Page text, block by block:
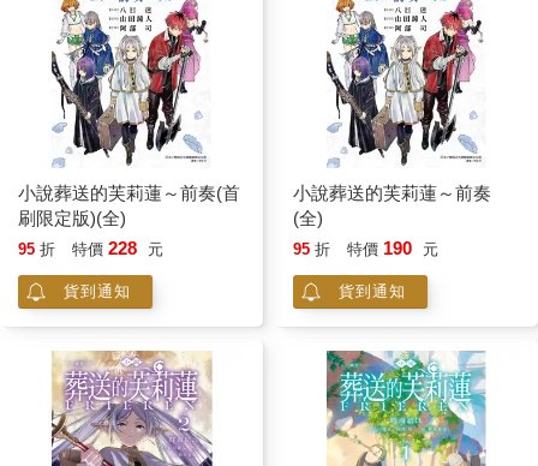
小說葬送的芙莉蓮～前奏(首
刷限定版)(全)
95 折 特價 228 元
貨到通知
小說葬送的芙莉蓮～前奏
(全)
95 折 特價 190 元
貨到通知